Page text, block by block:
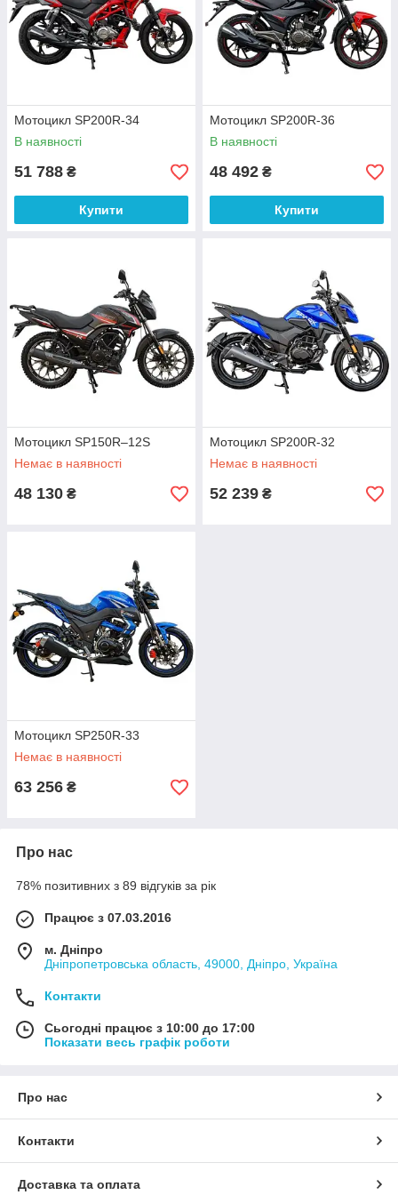
Мотоцикл SP200R-34
В наявності
51 788 ₴
Купити
Мотоцикл SP200R-36
В наявності
48 492 ₴
Купити
Мотоцикл SP150R–12S
Немає в наявності
48 130 ₴
Мотоцикл SP200R-32
Немає в наявності
52 239 ₴
Мотоцикл SP250R-33
Немає в наявності
63 256 ₴
Про нас
78% позитивних з 89 відгуків за рік
Працює з 07.03.2016
м. Дніпро
Дніпропетровська область, 49000, Дніпро, Україна
Контакти
Сьогодні працює з 10:00 до 17:00
Показати весь графік роботи
Про нас
Контакти
Доставка та оплата